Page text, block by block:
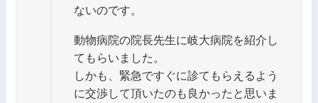
ないのです。
動物病院の院長先生に岐大病院を紹介し
てもらいました。
しかも、緊急ですぐに診てもらえるよう
に交渉して頂いたのも良かったと思いま